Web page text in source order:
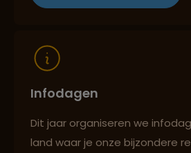
Infodagen
Dit jaar organiseren we
land waar je onze bijzondere